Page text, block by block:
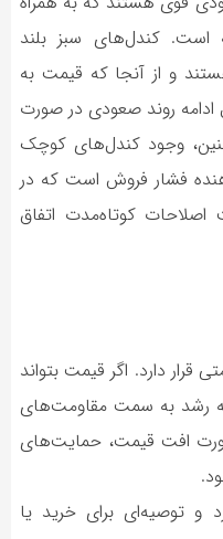
است. کندل‌های سبز بلند
و از آنجا که قیمت به
روند صعودی در صورت
وجود کندل‌های کوچک
فشار فروش است که در
کوتاه‌مدت اتفاق
دارد. اگر قیمت بتواند
رشد به سمت مقاومت‌های
افت قیمت، حمایت‌های
و توصیه‌ای برای خرید یا